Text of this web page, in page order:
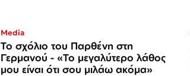
Media
Το σχόλιο του Παρθένη στη
Γερμανού - «Το μεγαλύτερο λάθος
μου είναι ότι σου μιλάω ακόμα»